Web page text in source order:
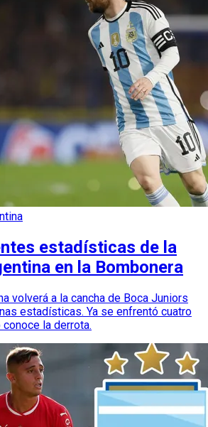
estadísticas de la
en la Bombonera
volverá a la cancha de Boca Juniors
estadísticas. Ya se enfrentó cuatro
la derrota.